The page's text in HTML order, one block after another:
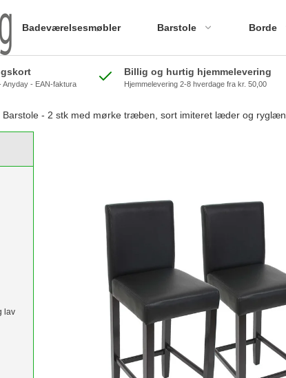
Badeværelsesmøbler Barstole Borde
Anyday - EAN-faktura
Billig og hurtig hjemmelevering
Hjemmelevering 2-8 hverdage fra kr. 50,00
Barstole - 2 stk med mørke træben, sort imiteret læder og ryglæn
lav